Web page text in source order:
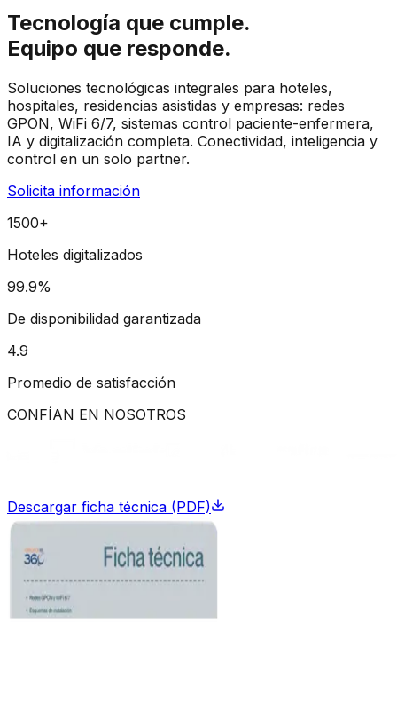
Tecnología que cumple.
Equipo que responde.
Soluciones tecnológicas integrales para hoteles,
hospitales, residencias asistidas y empresas: redes
GPON, WiFi 6/7, sistemas control paciente-enfermera,
IA y digitalización completa. Conectividad, inteligencia y
control en un solo partner.
Solicita información
1500+
Hoteles digitalizados
99.9%
De disponibilidad garantizada
4.9
Promedio de satisfacción
CONFÍAN EN NOSOTROS
Descargar ficha técnica (PDF)